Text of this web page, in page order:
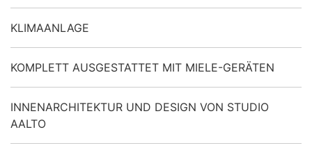
KLIMAANLAGE
KOMPLETT AUSGESTATTET MIT MIELE-GERÄTEN
INNENARCHITEKTUR UND DESIGN VON STUDIO
AALTO